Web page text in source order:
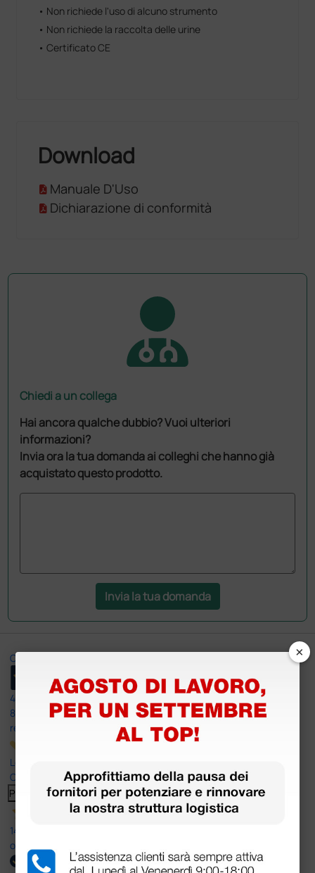
• Non richiede l'uso di alcuno strumento
• Non richiede la raccolta delle urine
• Certificato CE
Download
Manuale D'Uso
Dichiarazione di conformità
Chiedi a un collega
Hai ancora qualche dubbio? Vuoi ulteriori
informazioni?
Invia ora la tua domanda ai colleghi che hanno già
acquistato questo prodotto.
Invia la tua domanda
Ottimo
4,6
8.330
recensioni
Le nostre recensioni a 4 e 5 stelle.
Clicca qui per leggerle tutte >
Precedente Successivo
14 Luglio 2026
ottima
×